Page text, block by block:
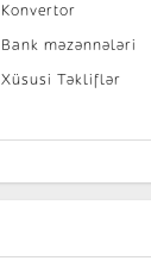
Konvertor
Bank məzənnələri
Xüsusi Təkliflər